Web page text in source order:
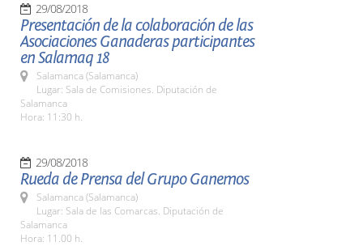
29/08/2018
Presentación de la colaboración de las
Asociaciones Ganaderas participantes
en Salamaq 18
Salamanca (Salamanca)
Lugar: Sala de Comisiones. Diputación de
Salamanca
Hora: 11:30 h.
29/08/2018
Rueda de Prensa del Grupo Ganemos
Salamanca (Salamanca)
Lugar: Sala de las Comarcas. Diputación de
Salamanca
Hora: 11.00 h.